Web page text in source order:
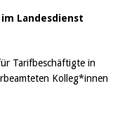
Landesdienst
Tarifbeschäftigte in
Kolleg*innen